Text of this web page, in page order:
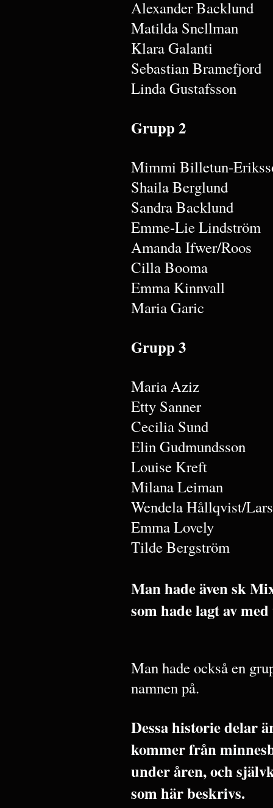
Alexander Backlund
Matilda Snellman
Klara Galanti
Sebastian Bramefjord
Linda Gustafsson
Grupp 2
Mimmi Billetun-
Shaila Berglund
Sandra Backlund
Emme-Lie Lindström
Amanda Ifwer/Roos
Cilla Booma
Emma Kinnvall
Maria Garic
Grupp 3
Maria Aziz
Etty Sanner
Cecilia Sund
Elin Gudmundsson
Louise Kreft
Milana Leiman
Wendela Hållqvist/
Emma Lovely
Tilde Bergström
Man hade även sk
som hade lagt av
Man hade också en
namnen på.
Dessa historie delar
kommer från
under åren, och
som här beskrivs.